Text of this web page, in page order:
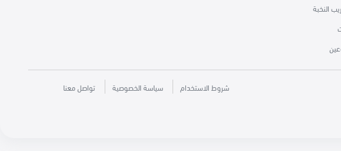
النخبة
شروط الاستخدام سياسة الخصوصية تواصل معنا